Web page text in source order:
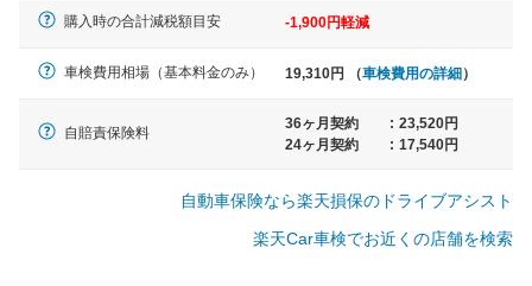
クラウン、アルファード、フォレ
カD:5 など
購入時の合計減税額目安 -1,900円軽減
車検費用相場（基本料金のみ） 19,310円 （車検費用の詳細）
自賠責保険料
36ヶ月契約 : 23,520円
24ヶ月契約
: 17,540円
自動車保険なら楽天損保のドライブアシスト
楽天Car車検でお近くの店舗を検索